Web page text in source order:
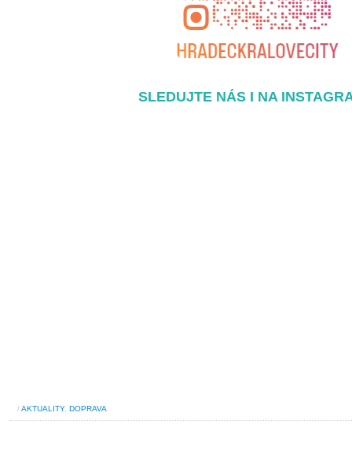
SLEDUJTE NÁS I NA
/AKTUALITY, DOPRAVA